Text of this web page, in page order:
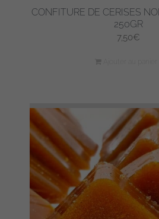
CONFITURE DE CERISES
250GR
7,50€